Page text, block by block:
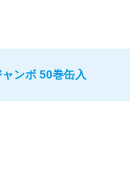
ンボ 50巻缶入